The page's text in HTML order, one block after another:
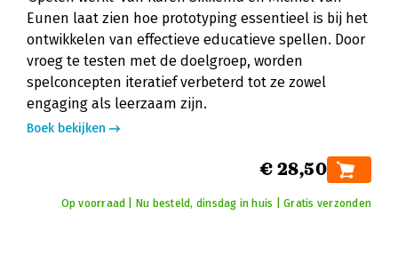
Eunen laat zien hoe prototyping essentieel is bij het
ontwikkelen van effectieve educatieve spellen. Door
vroeg te testen met de doelgroep, worden
spelconcepten iteratief verbeterd tot ze zowel
engaging als leerzaam zijn.
Boek bekijken
€ 28,50
Op voorraad | Nu besteld, dinsdag in huis | Gratis verzonden